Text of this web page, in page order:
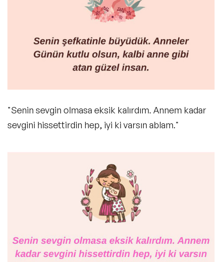
"Senin sevgin olmasa eksik kalırdım. Annem kadar
sevgini hissettirdin hep, iyi ki varsın ablam."